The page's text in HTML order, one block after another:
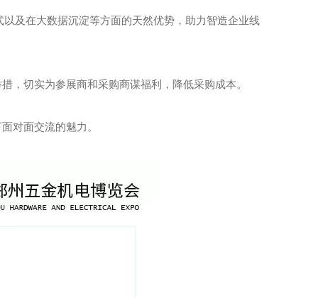
及在大数据沉淀等方面的天然优势，助力智造企业线
，切实为参展商和采购商谋福利，降低采购成本。
对面交流的魅力。